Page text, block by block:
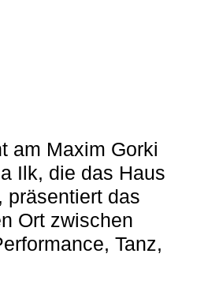
am Maxim Gorki
Ilk, die das Haus
präsentiert das
Ort zwischen
Tanz,